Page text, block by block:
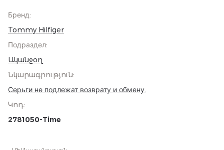
Бренд:
Tommy Hilfiger
Подраздел:
Ականջօղ
Նկարագրություն:
Серьги не подлежат возврату и обмену.
Կոդ:
2781050-Time